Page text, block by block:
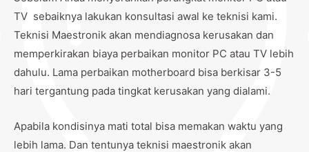
TV sebaiknya lakukan konsultasi awal ke teknisi kami.
Teknisi Maestronik akan mendiagnosa kerusakan dan
memperkirakan biaya perbaikan monitor PC atau TV lebih
dahulu. Lama perbaikan motherboard bisa berkisar 3-5
hari tergantung pada tingkat kerusakan yang dialami.
Apabila kondisinya mati total bisa memakan waktu yang
lebih lama. Dan tentunya teknisi maestronik akan